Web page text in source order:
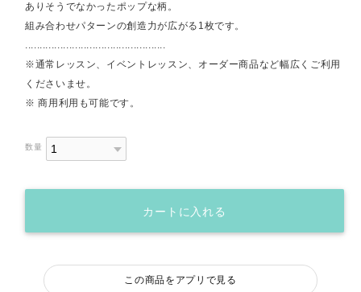
ありそうでなかったポップな柄。
組み合わせパターンの創造力が広がる1枚です。
................................................
※通常レッスン、イベントレッスン、オーダー商品など幅広くご利用
くださいませ。
※ 商用利用も可能です。
数量
カートに入れる
この商品をアプリで見る